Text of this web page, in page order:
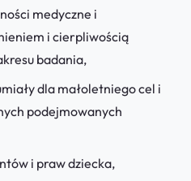
medyczne i
i cierpliwością
badania,
dla małoletniego cel i
podejmowanych
i praw dziecka,